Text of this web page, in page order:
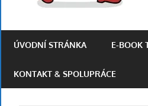
pro
ÚVODNÍ STRÁNKA E-BOOK
KONTAKT & SPOLUPRÁCE